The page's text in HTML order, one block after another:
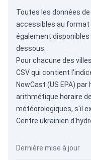
Toutes les données
accessibles au format
également
dessous.
Pour chacune des
CSV qui contient
NowCast (US EPA)
arithmétique horaire
météorologiques, s'il
Centre ukrainien
Dernière mise à jour